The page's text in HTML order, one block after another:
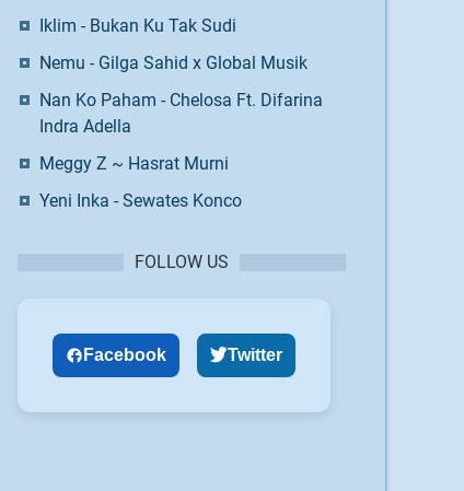
Iklim - Bukan Ku Tak Sudi
Nemu - Gilga Sahid x Global Musik
Nan Ko Paham - Chelosa Ft. Difarina
Indra Adella
Meggy Z ~ Hasrat Murni
Yeni Inka - Sewates Konco
FOLLOW US
Facebook Twitter